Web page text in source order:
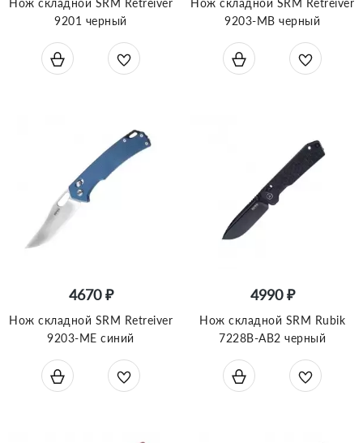
Нож складной SRM Retreiver
9201 черный
Нож складной SRM Retreiver
9203-MB черный
4670 ₽
Нож складной SRM Retreiver
9203-ME синий
4990 ₽
Нож складной SRM Rubik
7228B-AB2 черный